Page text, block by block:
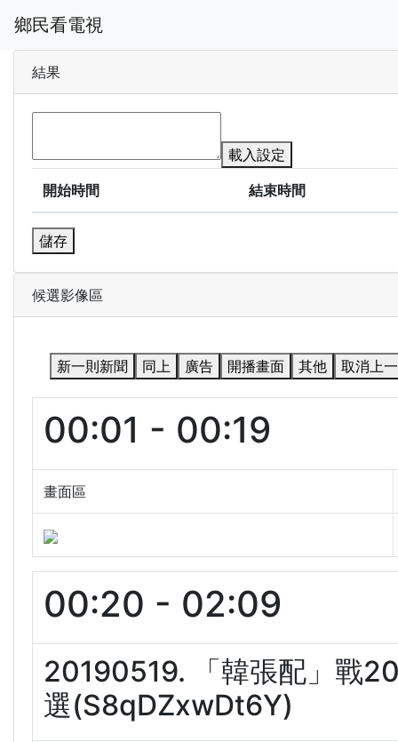
鄉民看電視
結果
載入設定
開始時間
結束時間
儲存
候選影像區
新一則新聞 同上 廣告 開播畫面 其他 取消上
00:01 - 00:19
畫面區
00:20 - 02:09
20190519. 「韓張配」戰
選(S8qDZxwDt6Y)